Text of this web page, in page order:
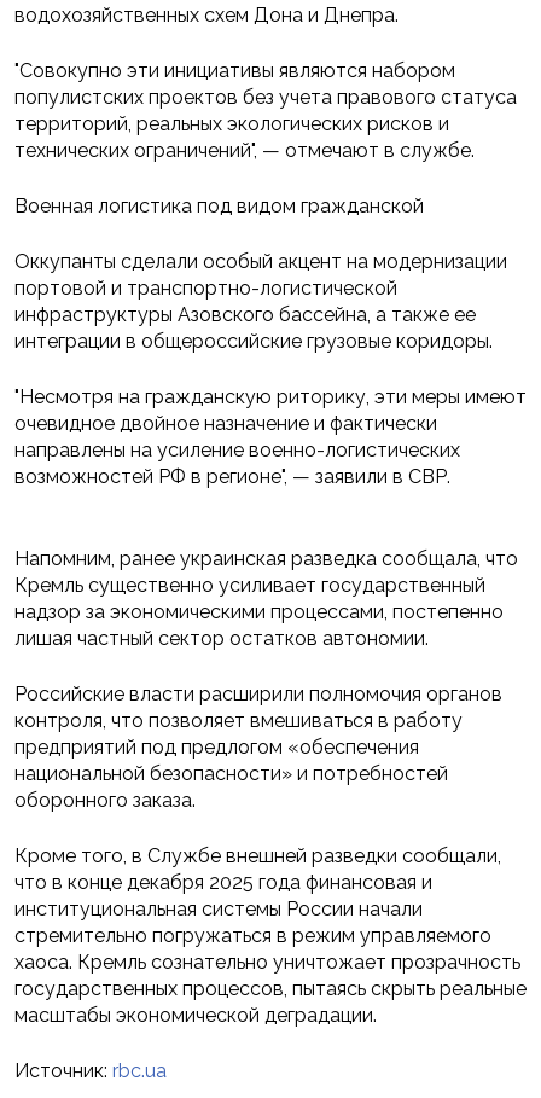
водохозяйственных схем Дона и Днепра.
"Совокупно эти инициативы являются набором
популистских проектов без учета правового статуса
территорий, реальных экологических рисков и
технических ограничений", — отмечают в службе.
Военная логистика под видом гражданской
Оккупанты сделали особый акцент на модернизации
портовой и транспортно-логистической
инфраструктуры Азовского бассейна, а также ее
интеграции в общероссийские грузовые коридоры.
"Несмотря на гражданскую риторику, эти меры имеют
очевидное двойное назначение и фактически
направлены на усиление военно-логистических
возможностей РФ в регионе", — заявили в СВР.
Напомним, ранее украинская разведка сообщала, что
Кремль существенно усиливает государственный
надзор за экономическими процессами, постепенно
лишая частный сектор остатков автономии.
Российские власти расширили полномочия органов
контроля, что позволяет вмешиваться в работу
предприятий под предлогом «обеспечения
национальной безопасности» и потребностей
оборонного заказа.
Кроме того, в Службе внешней разведки сообщали,
что в конце декабря 2025 года финансовая и
институциональная системы России начали
стремительно погружаться в режим управляемого
хаоса. Кремль сознательно уничтожает прозрачность
государственных процессов, пытаясь скрыть реальные
масштабы экономической деградации.
Источник: rbc.ua